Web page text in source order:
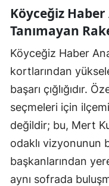
Köyceğiz
Tanımayan
Köyceğiz Haber
kortlarından
başarı çığlığıdır.
seçmeleri için
değildir; bu, Mert
odaklı vizyonunun
başkanlarından
aynı sofrada